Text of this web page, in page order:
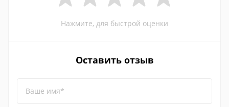
Нажмите, для быстрой оценки
Оставить отзыв
Ваше имя*